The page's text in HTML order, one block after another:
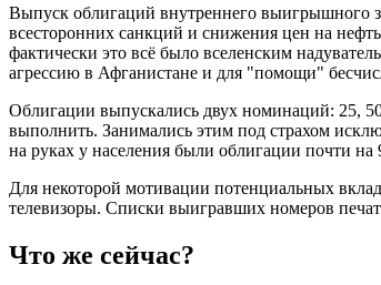
Выпуск облигаций внутреннего выигрышного
всесторонних санкций и снижения цен на
фактически это всё было вселенским
агрессию в Афганистане и для "помощи"
Облигации выпускались двух номинаций: 25,
выполнить. Занимались этим под страхом
на руках у населения были облигации почти
Для некоторой мотивации потенциальных
телевизоры. Списки выигравших номеров
Что же сейчас?